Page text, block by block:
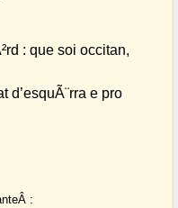
: que soi occitan,
d’esquÃ¨rra e pro
: